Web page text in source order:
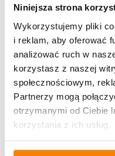
Niniejsza strona
Wykorzystujemy pliki
i reklam, aby oferować
analizować ruch w
korzystasz z naszej
społecznościowym,
Partnerzy mogą
otrzymanymi od Ciebie
korzystania z ich usług.
Potrzebujesz
hurtownii
Przejdź do
Opis produktu
Specyfikacja
Opinie klientów